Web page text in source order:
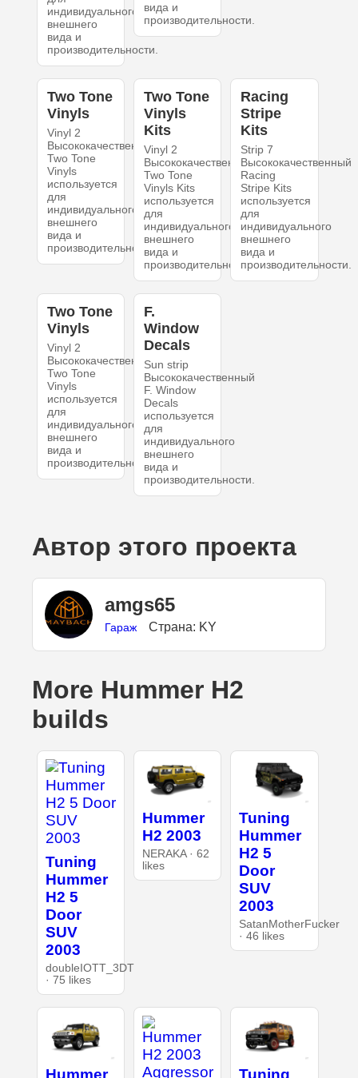
индивидуального
внешнего
вида и
производительности.
вида и
производительности.
Two Tone
Vinyls
Vinyl 2
Высококачественный
Two Tone
Vinyls
используется
для
индивидуального
внешнего
вида и
производительности.
Two Tone
Vinyls
Kits
Vinyl 2
Высококачественный
Two Tone
Vinyls Kits
используется
для
индивидуального
внешнего
вида и
производительности.
Racing
Stripe
Kits
Strip 7
Высококачественный
Racing
Stripe Kits
используется
для
индивидуального
внешнего
вида и
производительности.
Two Tone
Vinyls
Vinyl 2
Высококачественный
Two Tone
Vinyls
используется
для
индивидуального
внешнего
вида и
производительности.
F.
Window
Decals
Sun strip
Высококачественный
F. Window
Decals
используется
для
индивидуального
внешнего
вида и
производительности.
Автор этого проекта
amgs65
Гараж Страна: KY
More Hummer H2
builds
Tuning
Hummer
H2 5
Door
SUV
2003
doubleIOTT_3DT
· 75 likes
Hummer
H2 2003
NERAKA · 62
likes
Tuning
Hummer
H2 5
Door
SUV
2003
SatanMotherFucker
· 46 likes
Hummer
Tuning